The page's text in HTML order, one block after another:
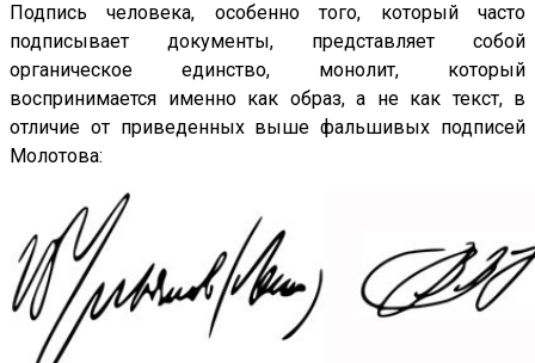
Подпись человека, особенно того, который часто
подписывает документы, представляет собой
органическое единство, монолит, который
воспринимается именно как образ, а не как текст, в
отличие от приведенных выше фальшивых подписей
Молотова: